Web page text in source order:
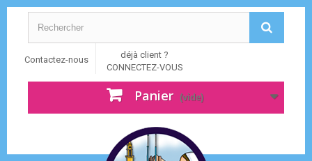
Contactez-nous
déjà client ?
CONNECTEZ-VOUS
Panier (vide)